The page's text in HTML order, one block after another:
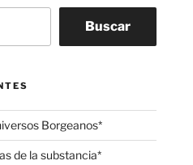
Buscar
Borgeanos*
de la substancia*